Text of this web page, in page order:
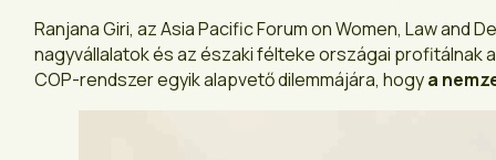
Ranjana Giri, az Asia Pacific Forum on Women, Law
nagyvállalatok és az északi félteke országai profitálnak
COP-rendszer egyik alapvető dilemmájára, hogya